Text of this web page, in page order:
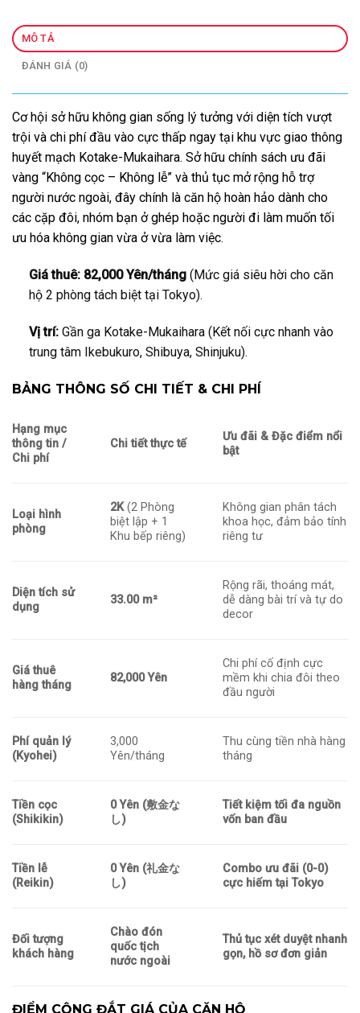
MÔ TẢ
ĐÁNH GIÁ (0)
Cơ hội sở hữu không gian sống lý tưởng với diện tích vượt
trội và chi phí đầu vào cực thấp ngay tại khu vực giao thông
huyết mạch Kotake-Mukaihara. Sở hữu chính sách ưu đãi
vàng “Không cọc – Không lễ” và thủ tục mở rộng hỗ trợ
người nước ngoài, đây chính là căn hộ hoàn hảo dành cho
các cặp đôi, nhóm bạn ở ghép hoặc người đi làm muốn tối
ưu hóa không gian vừa ở vừa làm việc.
Giá thuê: 82,000 Yên/tháng(Mức giá siêu hời cho căn
hộ 2 phòng tách biệt tại Tokyo).
Vị trí:Gần ga Kotake-Mukaihara (Kết nối cực nhanh vào
trung tâm Ikebukuro, Shibuya, Shinjuku).
BẢNG THÔNG SỐ CHI TIẾT & CHI PHÍ
Hạng mục
thông tin /
Chi phí
Chi tiết thực tế
Ưu đãi & Đặc điểm nổi
bật
Loại hình
phòng
2K(2 Phòng
biệt lập + 1
Khu bếp riêng)
Không gian phân tách
khoa học, đảm bảo tính
riêng tư
Diện tích sử
dụng
33.00 m²
Rộng rãi, thoáng mát,
dễ dàng bài trí và tự do
decor
Giá thuê
hàng tháng
82,000 Yên
Chi phí cố định cực
mềm khi chia đôi theo
đầu người
Phí quản lý
(Kyohei)
3,000
Yên/tháng
Thu cùng tiền nhà hàng
tháng
Tiền cọc
(Shikikin)
0 Yên (敷金な
し)
Tiết kiệm tối đa nguồn
vốn ban đầu
Tiền lễ
(Reikin)
0 Yên (礼金な
し)
Combo ưu đãi (0-0)
cực hiếm tại Tokyo
Đối tượng
khách hàng
Chào đón
quốc tịch
nước ngoài
Thủ tục xét duyệt nhanh
gọn, hồ sơ đơn giản
ĐIỂM CỘNG ĐẮT GIÁ CỦA CĂN HỘ